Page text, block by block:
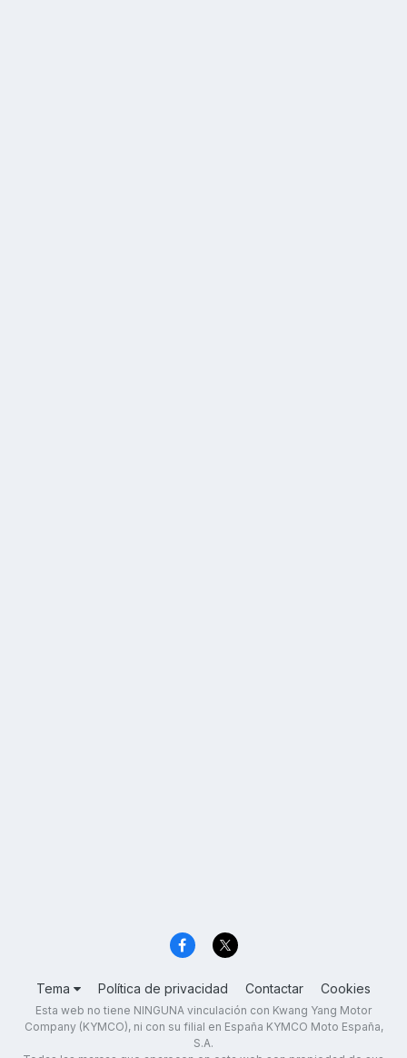
Tema Política de privacidad Contactar Cookies
Esta web no tiene NINGUNA vinculación con Kwang Yang Motor
Company (KYMCO), ni con su filial en España KYMCO Moto España,
S.A.